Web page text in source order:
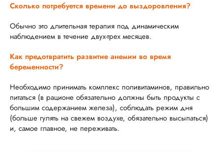
Сколько потребуется времени до выздоровления?
Обычно это длительная терапия под динамическим
наблюдением в течение двух-трех месяцев.
Как предотвратить развитие анемии во время
беременности?
Необходимо принимать комплекс поливитаминов, правильно
питаться (в рационе обязательно должны быть продукты с
большим содержанием железа), соблюдать режим дня
(больше гулять на свежем воздухе, обязательно высыпаться)
и, самое главное, не переживать.